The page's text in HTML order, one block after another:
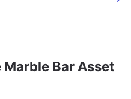
Bar Asset